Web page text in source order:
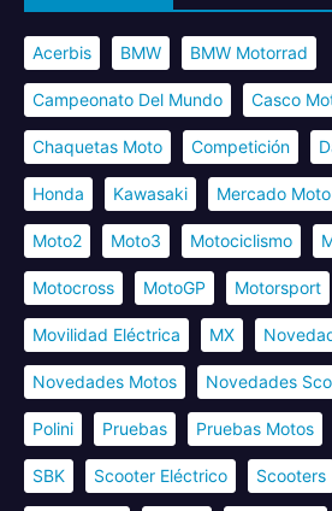
Acerbis BMW BMW Motorrad
Campeonato Del Mundo Casco
Chaquetas Moto Competición
Honda Kawasaki Mercado Moto
Moto2 Moto3 Motociclismo
Motocross MotoGP Motorsport
Movilidad Eléctrica MX
Novedades Motos Novedades
Polini Pruebas Pruebas Motos
SBK Scooter Eléctrico Scooters